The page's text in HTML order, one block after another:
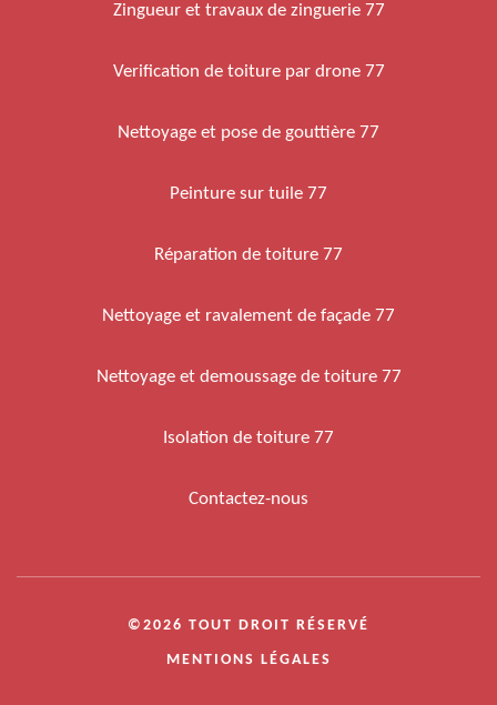
Zingueur et travaux de zinguerie 77
Verification de toiture par drone 77
Nettoyage et pose de gouttière 77
Peinture sur tuile 77
Réparation de toiture 77
Nettoyage et ravalement de façade 77
Nettoyage et demoussage de toiture 77
Isolation de toiture 77
Contactez-nous
©2026 TOUT DROIT RÉSERVÉ
MENTIONS LÉGALES